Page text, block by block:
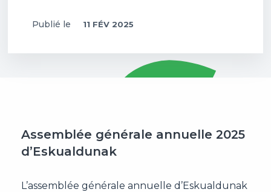
Publié le 11 FÉV 2025
Assemblée générale annuelle 2025
d’Eskualdunak
L’assemblée générale annuelle d’Eskualdunak